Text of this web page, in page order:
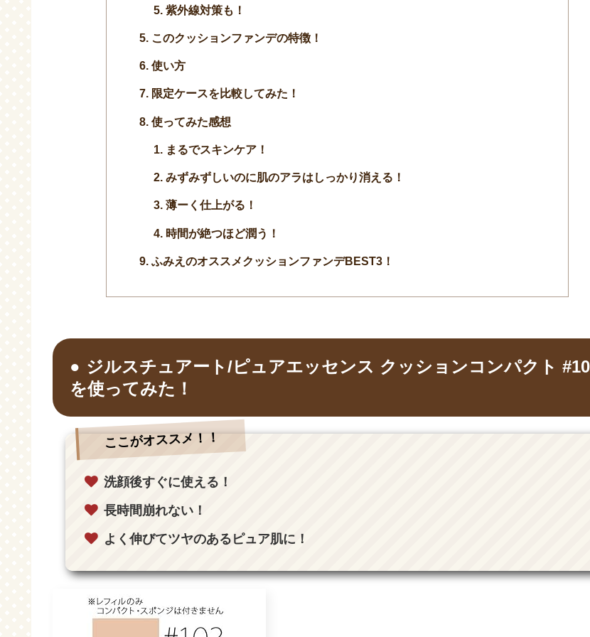
紫外線対策も！
このクッションファンデの特徴！
使い方
限定ケースを比較してみた！
使ってみた感想
まるでスキンケア！
みずみずしいのに肌のアラはしっかり消える！
薄ーく仕上がる！
時間が絶つほど潤う！
ふみえのオススメクッションファンデBEST3！
ジルスチュアート/ピュアエッセンス クッションコンパクト
を使ってみた！
ここがオススメ！！
洗顔後すぐに使える！
長時間崩れない！
よく伸びてツヤのあるピュア肌に！